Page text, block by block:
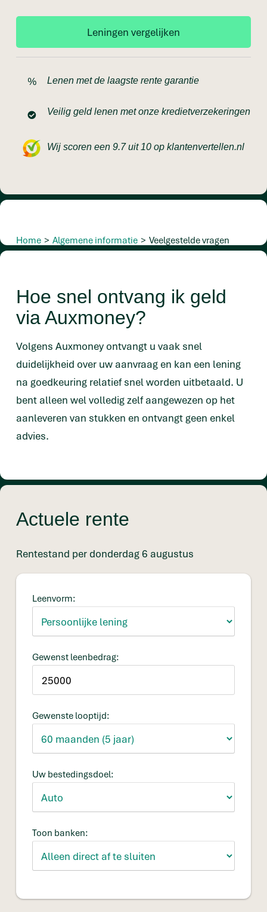
Lenen met de laagste rente garantie
Veilig geld lenen met onze kredietverzekeringen
Wij scoren een 9.7 uit 10 op klantenvertellen.nl
Home > Algemene informatie > Veelgestelde vragen
Hoe snel ontvang ik geld
via Auxmoney?
Volgens Auxmoney ontvangt u vaak snel
duidelijkheid over uw aanvraag en kan een lening
na goedkeuring relatief snel worden uitbetaald. U
bent alleen wel volledig zelf aangewezen op het
aanleveren van stukken en ontvangt geen enkel
advies.
Actuele rente
Rentestand per donderdag 6 augustus
Leenvorm:
Gewenst leenbedrag:
Gewenste looptijd:
Uw bestedingsdoel:
Toon banken: